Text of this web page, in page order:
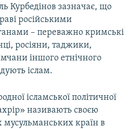
Курбедінов зазначає, що
російськими
– переважно кримські
росіяни, таджики,
іншого етнічного
іслам.
ісламської політичної
називають своєю
мусульманських країн в